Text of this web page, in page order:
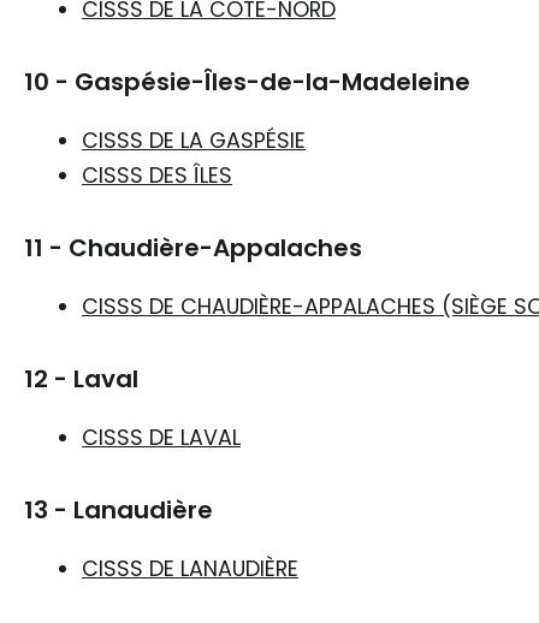
CISSS DE LA CÔTE-NORD
10 - Gaspésie-Îles-de-la-Madeleine
CISSS DE LA GASPÉSIE
CISSS DES ÎLES
11 - Chaudière-Appalaches
CISSS DE CHAUDIÈRE-APPALACHES (SIÈGE
12 - Laval
CISSS DE LAVAL
13 - Lanaudière
CISSS DE LANAUDIÈRE